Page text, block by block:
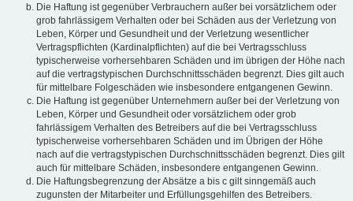
Die Haftung ist gegenüber Verbrauchern außer bei vorsätzlichem oder
grob fahrlässigem Verhalten oder bei Schäden aus der Verletzung von
Leben, Körper und Gesundheit und der Verletzung wesentlicher
Vertragspflichten (Kardinalpflichten) auf die bei Vertragsschluss
typischerweise vorhersehbaren Schäden und im übrigen der Höhe nach
auf die vertragstypischen Durchschnittsschäden begrenzt. Dies gilt auch
für mittelbare Folgeschäden wie insbesondere entgangenen Gewinn.
Die Haftung ist gegenüber Unternehmern außer bei der Verletzung von
Leben, Körper und Gesundheit oder vorsätzlichem oder grob
fahrlässigem Verhalten des Betreibers auf die bei Vertragsschluss
typischerweise vorhersehbaren Schäden und im Übrigen der Höhe
nach auf die vertragstypischen Durchschnittsschäden begrenzt. Dies gilt
auch für mittelbare Schäden, insbesondere entgangenen Gewinn.
Die Haftungsbegrenzung der Absätze a bis c gilt sinngemäß auch
zugunsten der Mitarbeiter und Erfüllungsgehilfen des Betreibers.